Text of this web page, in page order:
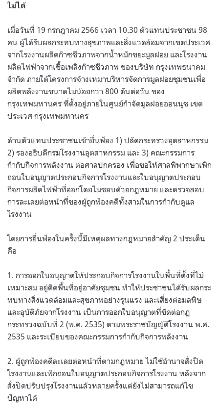
ไม่ได้
เมื่อวันที่ 19 กรกฎาคม 2566 เวลา 10.30 ตัวแทนประชาชน 98
คน ผู้ได้รับผลกระทบทางสุขภาพและสิ่งแวดล้อมจากเขตประเวศ
จากโรงงานผลิตก๊าซชีวภาพจากน้ำหมักขยะมูลฝอย และโรงงาน
ผลิตไฟฟ้าจากเชื้อเพลิงก๊าซชีวภาพ ของบริษัท กรุงเทพธนาคม
จำกัด ภายใต้โครงการจ้างเหมาบริหารจัดการมูลฝอยชุมชนเพื่อ
ผลิตพลังงานขนาดไม่น้อยกว่า 800 ตันต่อวัน ของ
กรุงเทพมหานคร ที่ตั้งอยู่ภายในศูนย์กำจัดมูลฝอยอ่อนนุช เขต
ประเวศ กรุงเทพมหานคร
ด้านตัวแทนประชาชนเข้ายื่นฟ้อง 1) ปลัดกระทรวงอุตสาหกรรม
2) รองอธิบดีกรมโรงงานอุตสาหกรรม และ 3) คณะกรรมการ
กำกับกิจการพลังงาน ต่อศาลปกครอง เพื่อขอให้ศาลพิพากษาเพิก
ถอนใบอนุญาตประกอบกิจการโรงงานและใบอนุญาตประกอบ
กิจการผลิตไฟฟ้าที่ออกโดยไม่ชอบด้วยกฎหมาย และตรวจสอบ
การละเลยต่อหน้าที่ของผู้ถูกฟ้องคดีทั้งสามในการกำกับดูแล
โรงงาน
โดยการยื่นฟ้องในครั้งนี้มีเหตุผลทางกฎหมายสำคัญ 2 ประเด็น
คือ
1. การออกใบอนุญาตให้ประกอบกิจการโรงงานในพื้นที่ตั้งที่ไม่
เหมาะสม อยู่ติดพื้นที่อยู่อาศัยชุมชน ทำให้ประชาชนได้รับผลกระ
ทบทางสิ่งแวดล้อมและสุขภาพอย่างรุนแรง และเสี่ยงต่อมลพิษ
และอุบัติภัยจากโรงงาน เป็นการออกใบอนุญาตที่ขัดต่อกฎ
กระทรวงฉบับที่ 2 (พ.ศ. 2535) ตามพระราชบัญญัติโรงงาน พ.ศ.
2535 และระเบียบของคณะกรรมการกำกับกิจการพลังงาน
2. ผู้ถูกฟ้องคดีละเลยต่อหน้าที่ตามกฎหมาย ไม่ใช้อำนาจสั่งปิด
โรงงานและเพิกถอนใบอนุญาตประกอบกิจการโรงงาน หลังจาก
สั่งปิดปรับปรุงโรงงานแล้วหลายครั้งแต่ยังไม่สามารถแก้ไข
ปัญหาได้